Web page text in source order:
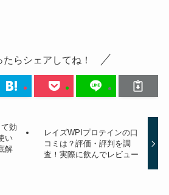
たらシェアしてね！
効
い
解
レイズWPIプロテインの口
コミは？評価・評判を調
査！実際に飲んでレビュー